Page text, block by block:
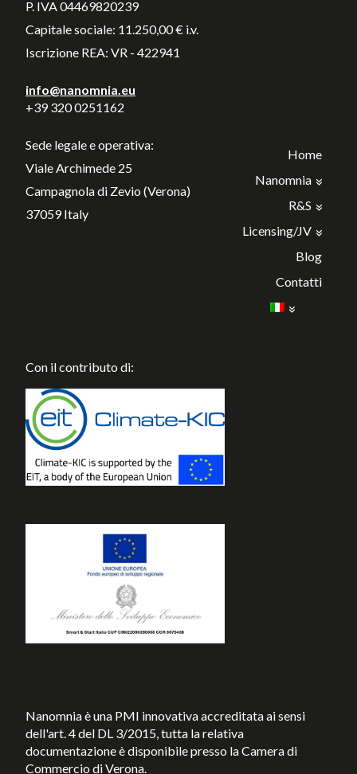
P. IVA 04469820239
Capitale sociale: 11.250,00 € i.v.
Iscrizione REA: VR - 422941
info@nanomnia.eu
+39 320 0251162
Sede legale e operativa:
Viale Archimede 25
Campagnola di Zevio (Verona)
37059 Italy
Home
Nanomnia
R&S
Licensing/JV
Blog
Contatti
Con il contributo di:
Nanomnia è una PMI innovativa accreditata ai sensi
dell'art. 4 del DL 3/2015, tutta la relativa
documentazione è disponibile presso la Camera di
Commercio di Verona.